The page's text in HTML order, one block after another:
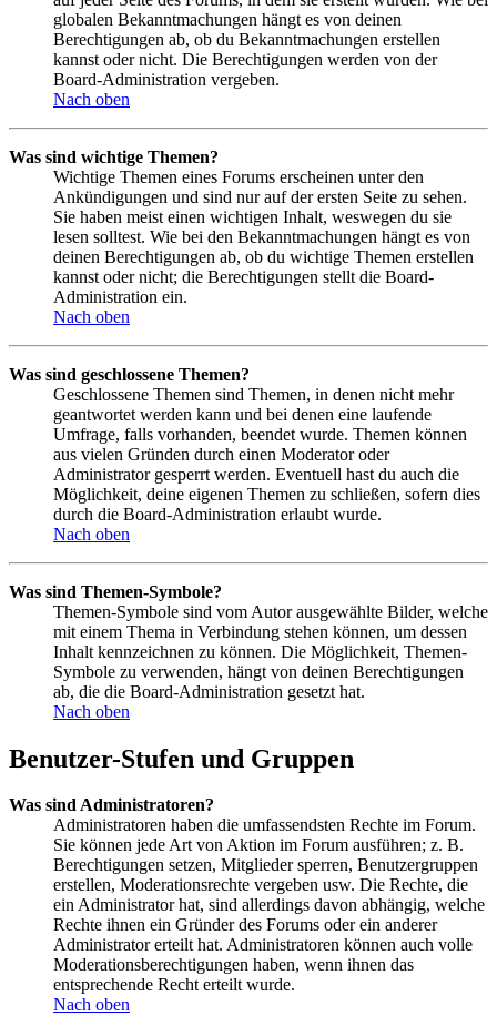
globalen Bekanntmachungen hängt es von deinen
Berechtigungen ab, ob du Bekanntmachungen erstellen
kannst oder nicht. Die Berechtigungen werden von der
Board-Administration vergeben.
Nach oben
Was sind wichtige Themen?
Wichtige Themen eines Forums erscheinen unter den
Ankündigungen und sind nur auf der ersten Seite zu sehen.
Sie haben meist einen wichtigen Inhalt, weswegen du sie
lesen solltest. Wie bei den Bekanntmachungen hängt es von
deinen Berechtigungen ab, ob du wichtige Themen erstellen
kannst oder nicht; die Berechtigungen stellt die Board-
Administration ein.
Nach oben
Was sind geschlossene Themen?
Geschlossene Themen sind Themen, in denen nicht mehr
geantwortet werden kann und bei denen eine laufende
Umfrage, falls vorhanden, beendet wurde. Themen können
aus vielen Gründen durch einen Moderator oder
Administrator gesperrt werden. Eventuell hast du auch die
Möglichkeit, deine eigenen Themen zu schließen, sofern dies
durch die Board-Administration erlaubt wurde.
Nach oben
Was sind Themen-Symbole?
Themen-Symbole sind vom Autor ausgewählte Bilder, welche
mit einem Thema in Verbindung stehen können, um dessen
Inhalt kennzeichnen zu können. Die Möglichkeit, Themen-
Symbole zu verwenden, hängt von deinen Berechtigungen
ab, die die Board-Administration gesetzt hat.
Nach oben
Benutzer-Stufen und Gruppen
Was sind Administratoren?
Administratoren haben die umfassendsten Rechte im Forum.
Sie können jede Art von Aktion im Forum ausführen; z. B.
Berechtigungen setzen, Mitglieder sperren, Benutzergruppen
erstellen, Moderationsrechte vergeben usw. Die Rechte, die
ein Administrator hat, sind allerdings davon abhängig, welche
Rechte ihnen ein Gründer des Forums oder ein anderer
Administrator erteilt hat. Administratoren können auch volle
Moderationsberechtigungen haben, wenn ihnen das
entsprechende Recht erteilt wurde.
Nach oben